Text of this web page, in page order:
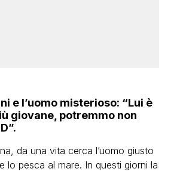
e l’uomo misterioso: “Lui è
giovane, potremmo non
da una vita cerca l’uomo giusto
lo pesca al mare. In questi giorni la